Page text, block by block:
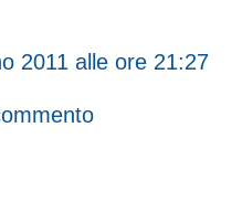
2011 alle ore 21:27